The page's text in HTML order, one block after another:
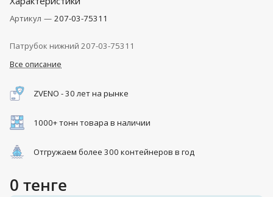
Артикул — 207-03-75311
Патрубок нижний 207-03-75311
Все описание
ZVENO - 30 лет на рынке
1000+ тонн товара в наличии
Отгружаем более 300 контейнеров в год
0 тенге